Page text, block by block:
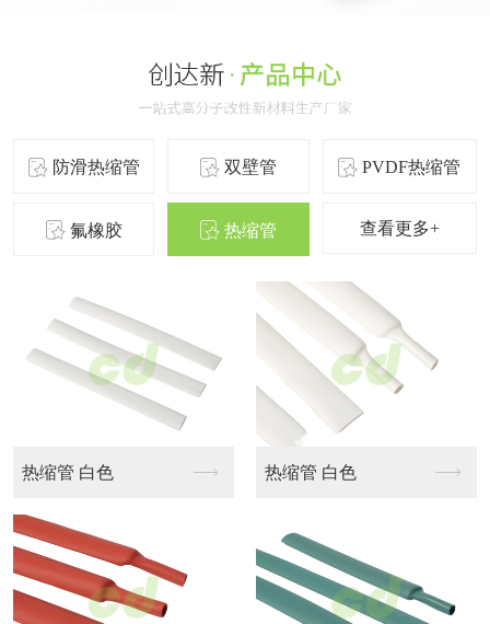
防滑热缩管 双壁管 PVDF热缩管
氟橡胶 热缩管 查看更多+
花纹管（X纹）红色 花纹管（X纹）蓝色